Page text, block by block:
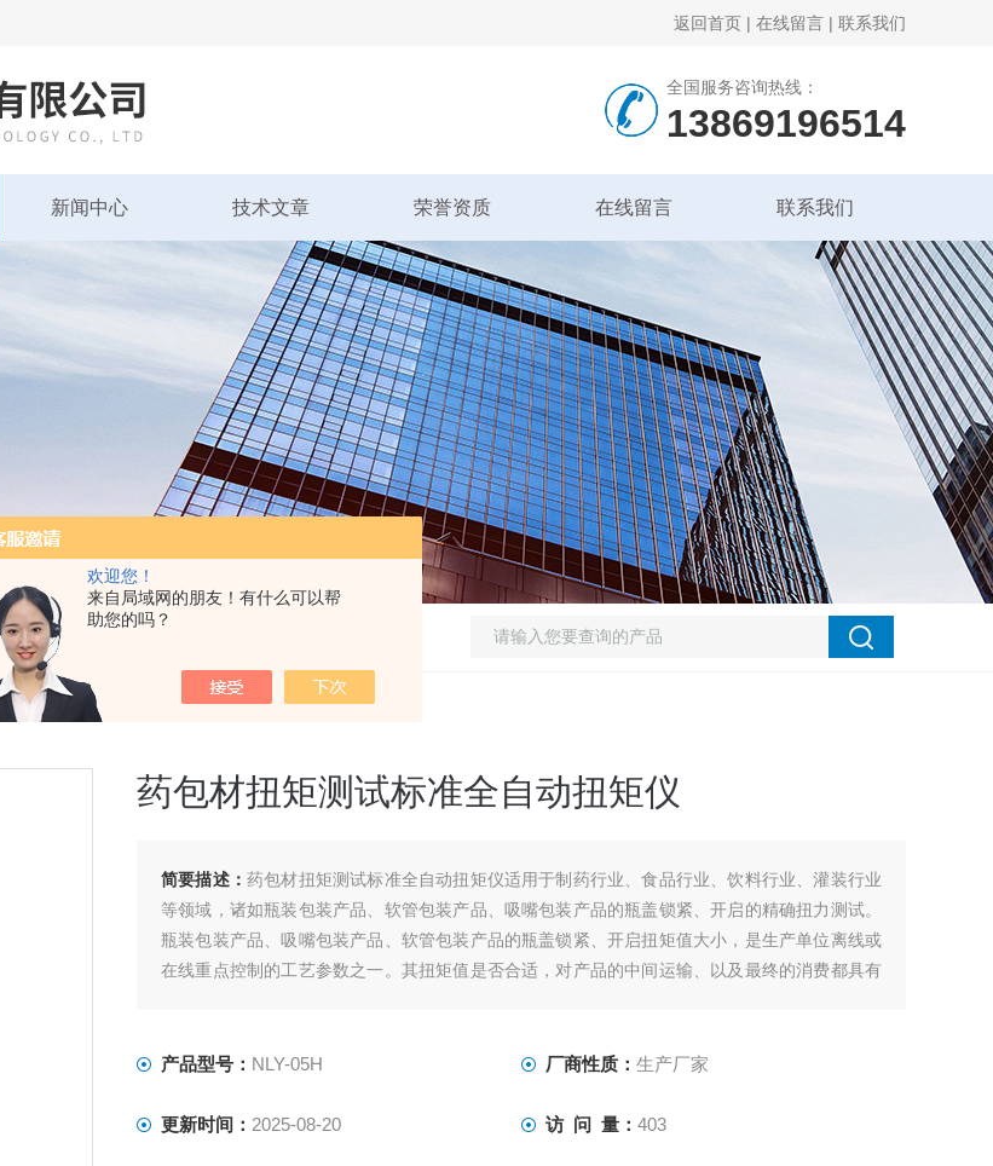
欢迎您！
来自局域网的朋友！有什么可以帮
助您的吗？
返回首页 | 在线留言 | 联系我们
全国服务咨询热线：
13869196514
新闻中心 技术文章 荣誉资质 在线留言 联系我们
材扭矩测试标准全自动扭矩仪
药包材扭矩测试标准全自动扭矩仪
简要描述： 药包材扭矩测试标准全自动扭矩仪适用于制药行业、食品行业、饮料行业、灌装行业
等领域，诸如瓶装包装产品、软管包装产品、吸嘴包装产品的瓶盖锁紧、开启的精确扭力测试。
瓶装包装产品、吸嘴包装产品、软管包装产品的瓶盖锁紧、开启扭矩值大小，是生产单位离线或
在线重点控制的工艺参数之一。其扭矩值是否合适，对产品的中间运输、以及最终的消费都具有
产品型号： NLY-05H 厂商性质： 生产厂家
更新时间： 2025-08-20 访 问 量： 403